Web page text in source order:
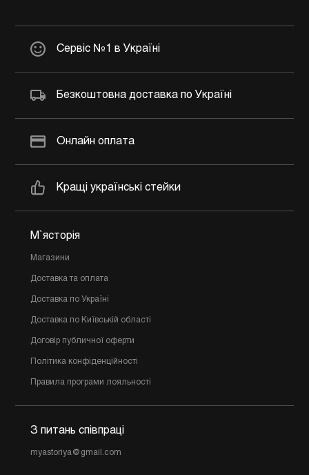
Сервіс №1 в Україні
Безкоштовна доставка по Україні
Онлайн оплата
Кращі українські стейки
М`ясторія
Магазини
Доставка та оплата
Доставка по Україні
Доставка по Київській області
Договір публичної оферти
Політика конфіденційності
Правила програми лояльності
З питань співпраці
myastoriya@gmail.com